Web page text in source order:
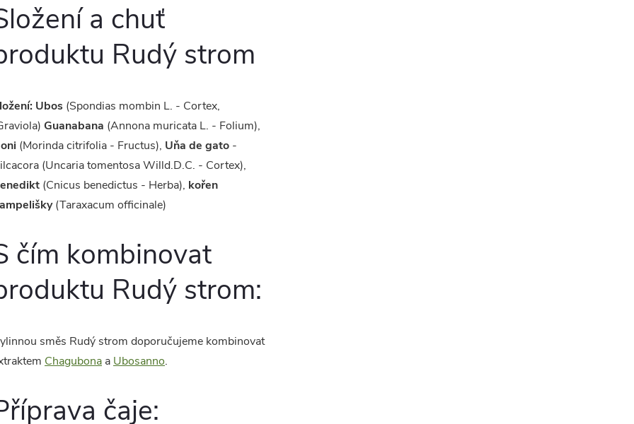
a chuť
Rudý strom
Ubos (Spondias mombin L. - Cortex,
Guanabana (Annona muricata L. - Folium),
(Morinda citrifolia - Fructus), Uňa de gato -
(Uncaria tomentosa Willd.D.C. - Cortex),
(Cnicus benedictus - Herba), kořen
(Taraxacum officinale)
čím kombinovat
Rudý strom:
směs Rudý strom doporučujeme kombinovat
Chagubona a Ubosanno.
čaje: